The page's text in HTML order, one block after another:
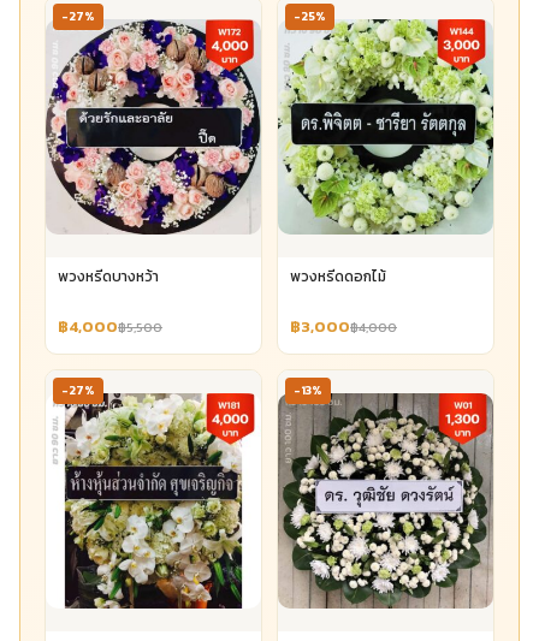
-27%
พวงหรีดบางหว้า
฿4,000฿5,500
-25%
พวงหรีดดอกไม้
฿3,000฿4,000
-27% -13%